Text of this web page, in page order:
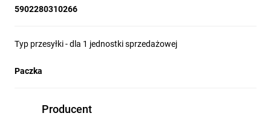
5902280310266
Typ przesyłki - dla 1 jednostki sprzedażowej
Paczka
Producent